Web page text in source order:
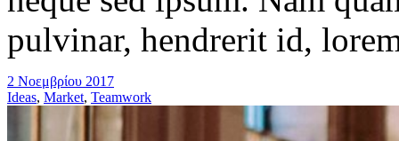
pulvinar, hendrerit id,
2 Νοεμβρίου 2017
Ideas, Market, Teamwork